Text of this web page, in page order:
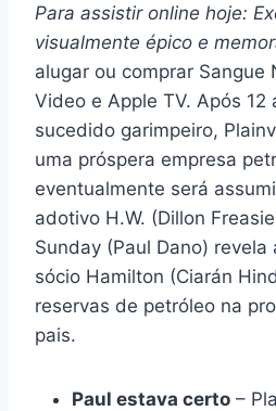
Para assistir online hoje:
visualmente épico e
alugar ou comprar Sangue
Video e Apple TV. Após 12
sucedido garimpeiro,
uma próspera empresa
eventualmente será
adotivo H.W. (Dillon
Sunday (Paul Dano) revela
sócio Hamilton (Ciarán
reservas de petróleo na
pais.
Paul estava certo –